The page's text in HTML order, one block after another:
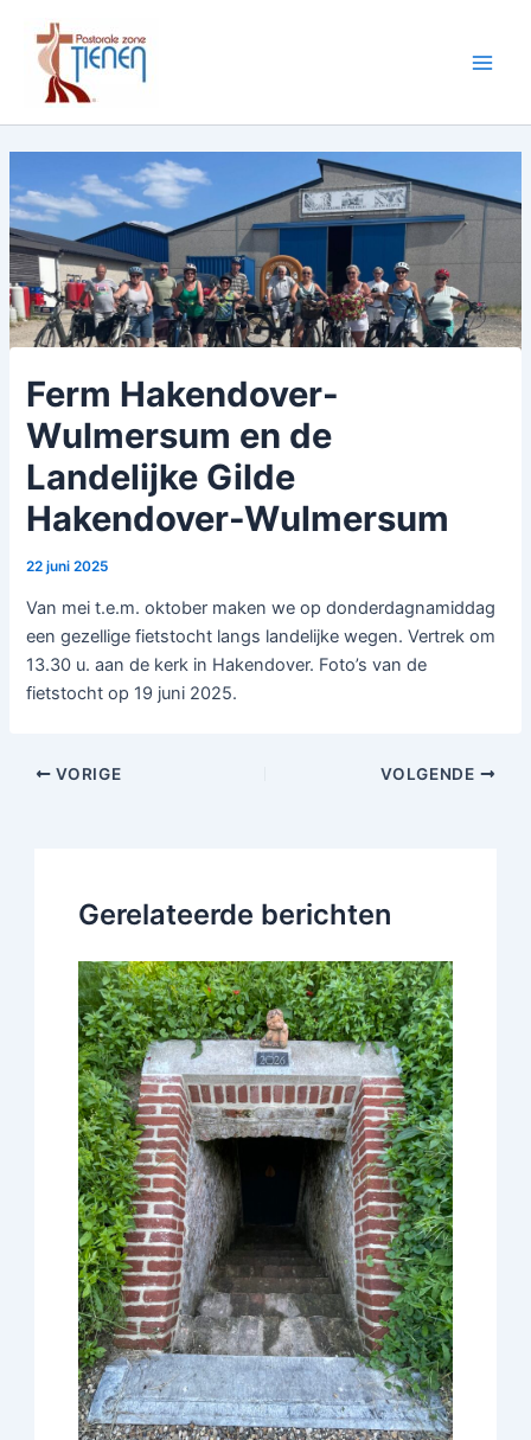
inhoud
Ferm Hakendover-
Wulmersum en de
Landelijke Gilde
Hakendover-Wulmersum
22 juni 2025
Van mei t.e.m. oktober maken we op donderdagnamiddag
een gezellige fietstocht langs landelijke wegen. Vertrek om
13.30 u. aan de kerk in Hakendover. Foto’s van de
fietstocht op 19 juni 2025.
VORIGE VOLGENDE
Gerelateerde berichten